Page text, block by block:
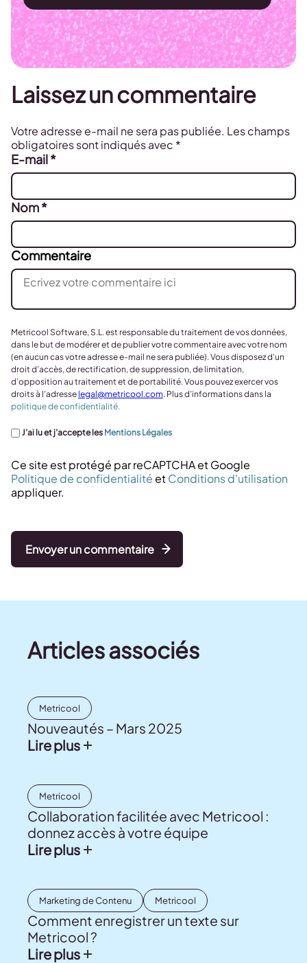
Laissez un commentaire
Votre adresse e-mail ne sera pas publiée. Les champs
obligatoires sont indiqués avec *
E-mail*
Nom*
Commentaire
Metricool Software, S.L. est responsable du traitement de vos données,
dans le but de modérer et de publier votre commentaire avec votre nom
(en aucun cas votre adresse e-mail ne sera publiée). Vous disposez d’un
droit d’accès, de rectification, de suppression, de limitation,
d’opposition au traitement et de portabilité. Vous pouvez exercer vos
droits à l’adresse legal@metricool.com. Plus d’informations dans la
politique de confidentialité.
J’ai lu et j’accepte les Mentions Légales
Ce site est protégé par reCAPTCHA et Google
Politique de confidentialitéetConditions d'utilisation
appliquer.
Envoyer un commentaire
Articles associés
Metricool
Nouveautés – Mars 2025
Lire plus
Metricool
Collaboration facilitée avec Metricool :
donnez accès à votre équipe
Lire plus
Marketing de Contenu Metricool
Comment enregistrer un texte sur
Metricool ?
Lire plus